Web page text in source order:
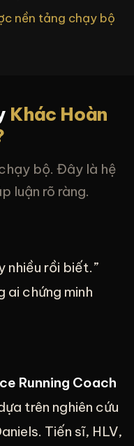
nền tảng chạy bộ
Khác Hoàn
bộ. Đây là hệ
luận rõ ràng.
nhiều rồi biết.”
ai chứng minh
Running Coach
trên nghiên cứu
Tiến sĩ, HLV,